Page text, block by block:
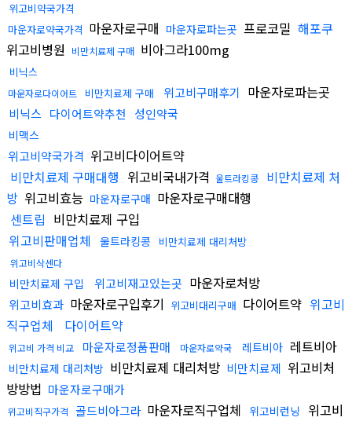
위고비약국가격
마운자로약국가격 마운자로구매 마운자로파는곳 프로코밀 해포쿠
위고비병원 비만치료제 구매 비아그라100mg
비닉스
마운자로다이어트 비만치료제 구매 위고비구매후기 마운자로파는곳
비닉스 다이어트약추천 성인약국
비맥스
위고비약국가격 위고비다이어트약
비만치료제 구매대행 위고비국내가격 울트라킹콩
비만치료제 처
방 위고비효능 마운자로구매 마운자로구매대행
센트립 비만치료제 구입
위고비판매업체
울트라킹콩 비만치료제 대리처방
위고비삭센다
비만치료제 구입 위고비재고있는곳 마운자로처방
위고비효과 마운자로구입후기 위고비대리구매 다이어트약 위고비
직구업체
다이어트약
위고비 가격 비교 마운자로정품판매 마운자로약국 레트비아 레트비아
비만치료제 대리처방 비만치료제 대리처방 비만치료제 위고비처
방방법 마운자로구매가
위고비직구가격 골드비아그라 마운자로직구업체 위고비런닝 위고비